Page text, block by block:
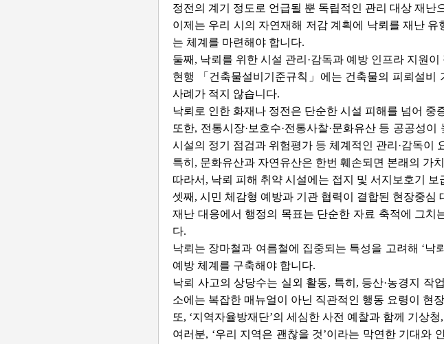
정전의 계기 정도로 언급될 뿐 독립적인 관리 대상 재난
이제는 우리 시의 자연재해 저감 계획에 낙뢰를 재난
는 체계를 마련해야 합니다.
둘째, 낙뢰를 위한 시설 관리·감독과 예방 인프라 지원이
현행 「건축물설비기준규칙」에는 건축물의 피뢰설
사례가 적지 않습니다.
낙뢰로 인한 화재나 정전은 단순한 시설 피해를 넘어
또한, 전통시장·보호수·전통사찰·문화유산 등 공공성
시설의 정기 점검과 위험평가 등 체계적인 관리·감독이
특히, 문화유산과 자연유산은 한번 훼손되면 본래의 가
따라서, 낙뢰 피해 취약 시설에는 접지 및 서지보호기
셋째, 시민 체감형 예방과 기관 협력이 결합된 현장중심
재난 대응에서 행정의 목표는 단순한 자료 축적에 그치
다.
낙뢰는 장마철과 여름철에 집중되는 특성을 고려해 ‘
예방 체계를 구축해야 합니다.
낙뢰 사고의 상당수는 실외 활동, 특히, 등산·농경지 작
소에는 복잡한 매뉴얼이 아닌 직관적인 행동 요령이 현
또, ‘지역자율방재단’의 세심한 사전 예찰과 함께 기상
여러분, ‘우리 지역은 괜찮을 것’이라는 막연한 기대와